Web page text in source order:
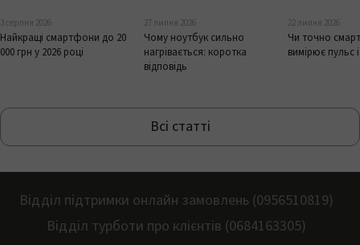
3 серпня 2026
Найкращі смартфони до 20
000 грн у 2026 році
27 липня 2026
Чому ноутбук сильно
нагрівається: коротка
відповідь
22 липня 2026
Чи точно
вимірює пульс
Всі статті
Відділ підтримки онлайн замовлень (0956510819)
Відділ турботи про клієнтів (0684163305)